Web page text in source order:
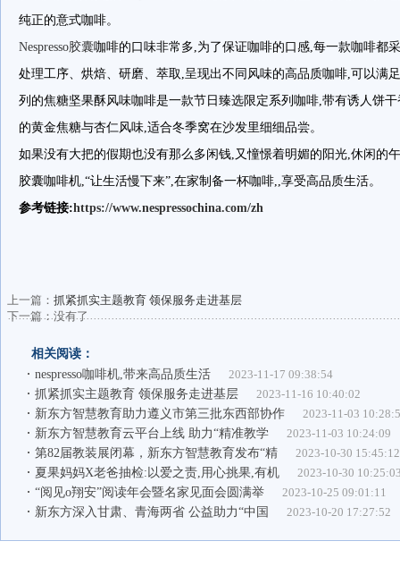
纯正的意式咖啡。
Nespresso胶囊咖啡的口味非常多,为了保证咖啡的口感,每一款咖啡都
处理工序、烘焙、研磨、萃取,呈现出不同风味的高品质咖啡,可以满
列的焦糖坚果酥风味咖啡是一款节日臻选限定系列咖啡,带有诱人饼
的黄金焦糖与杏仁风味,适合冬季窝在沙发里细细品尝。
如果没有大把的假期也没有那么多闲钱,又憧憬着明媚的阳光,休闲的
胶囊咖啡机,“让生活慢下来”,在家制备一杯咖啡,,享受高品质生活。
参考链接:https://www.nespressochina.com/zh
上一篇： 抓紧抓实主题教育 领保服务走进基层
下一篇：没有了
相关阅读：
nespresso咖啡机,带来高品质生活
2023-11-17 09:38:54
抓紧抓实主题教育 领保服务走进基层
2023-11-16 10:40:02
新东方智慧教育助力遵义市第三批东西部协作
2023-11-03
新东方智慧教育云平台上线 助力“精准教学
2023-11-03 10:24:09
第82届教装展闭幕，新东方智慧教育发布“精
2023-10-30 15:45:12
夏果妈妈X老爸抽检:以爱之责,用心挑果,有机
2023-10-30
“阅见o翔安”阅读年会暨名家见面会圆满举
2023-10-25 09:01:11
新东方深入甘肃、青海两省 公益助力“中国
2023-10-20 17:27:52